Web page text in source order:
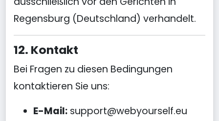
Regensburg (Deutschland) verhandelt.
12. Kontakt
Bei Fragen zu diesen Bedingungen
kontaktieren Sie uns:
E-Mail: support@webyourself.eu